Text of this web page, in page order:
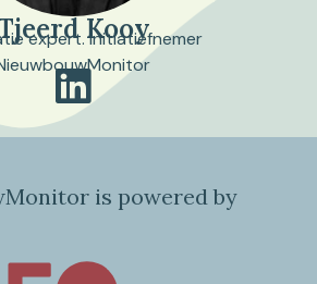
Kooy
expert. Initiatiefnemer
is powered by